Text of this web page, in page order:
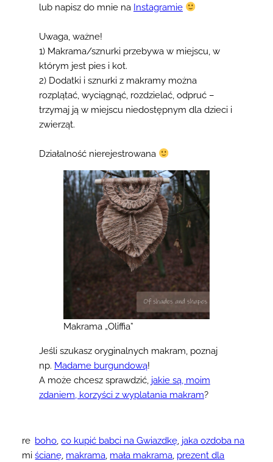
lub napisz do mnie na Instagramie
Uwaga, ważne!
1) Makrama/sznurki przebywa w miejscu, w
którym jest pies i kot.
2) Dodatki i sznurki z makramy można
rozplątać, wyciągnąć, rozdzielać, odpruć –
trzymaj ją w miejscu niedostępnym dla dzieci i
zwierząt.
Działalność nierejestrowana
Makrama „Oliffia”
Jeśli szukasz oryginalnych makram, poznaj
np. Madame burgundową!
A może chcesz sprawdzić, jakie są, moim
zdaniem, korzyści z wyplatania makram?
re
mi
boho, co kupić babci na Gwiazdkę, jaka ozdoba na
ścianę, makrama, mała makrama, prezent dla